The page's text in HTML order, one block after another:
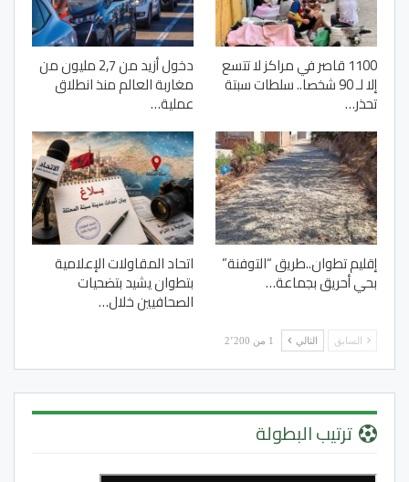
1100 قاصر في مراكز لا تتسع
إلا لـ 90 شخصا.. سلطات سبتة
تحذر…
دخول أزيد من 2,7 مليون من
مغاربة العالم منذ انطلاق
عملية…
إقليم تطوان..طريق “التوفنة”
بحي أحريق بجماعة…
اتحاد المقاولات الإعلامية
بتطوان يشيد بتضحيات
الصحافيين خلال…
السابق التالي 1 من 2٬200
ترتيب البطولة